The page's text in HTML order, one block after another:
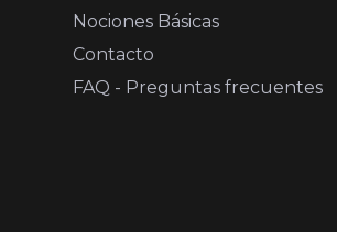
Nociones Básicas
Contacto
FAQ - Preguntas frecuentes